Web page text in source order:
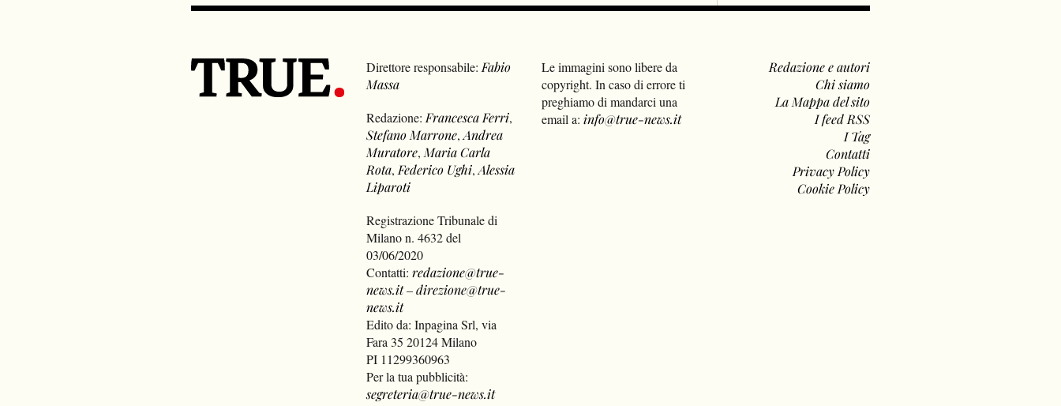
Direttore responsabile: Fabio
Massa
Redazione: Francesca Ferri,
Stefano Marrone,Andrea
Muratore, Maria Carla
Rota, Federico Ughi,Alessia
Liparoti
Registrazione Tribunale di
Milano n. 4632 del
03/06/2020
Contatti:redazione@true-
news.it–direzione@true-
news.it
Edito da: Inpagina Srl, via
Fara 35 20124 Milano
PI 11299360963
Per la tua pubblicità:
segreteria@true-news.it
Le immagini sono libere da
copyright. In caso di errore ti
preghiamo di mandarci una
email a: info@true-news.it
Redazione e autori
Chi siamo
La Mappa del sito
I feed RSS
I Tag
Contatti
Privacy Policy
Cookie Policy